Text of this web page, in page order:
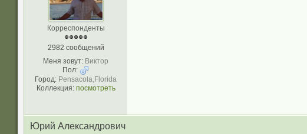
Корреспонденты
2982 сообщений
Меня зовут: Виктор
Пол:
Город: Pensacola,Florida
Коллекция: посмотреть
Юрий Александрович